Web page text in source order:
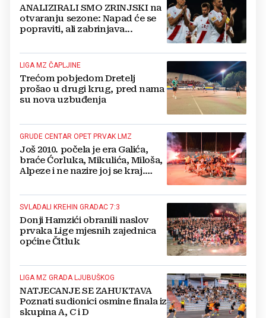
ANALIZIRALI SMO ZRINJSKI na
otvaranju sezone: Napad će se
popraviti, ali zabrinjava...
LIGA MZ ČAPLJINE
Trećom pobjedom Dretelj
prošao u drugi krug, pred nama
su nova uzbuđenja
GRUDE CENTAR OPET PRVAK LMZ
Još 2010. počela je era Galića,
braće Ćorluka, Mikulića, Miloša,
Alpeze i ne nazire joj se kraj.
SVLADALI KREHIN GRADAC 7:3
Donji Hamzići obranili naslov
prvaka Lige mjesnih zajednica
općine Čitluk
LIGA MZ GRADA LJUBUŠKOG
NATJECANJE SE ZAHUKTAVA
Poznati sudionici osmine finala iz
skupina A, C i D